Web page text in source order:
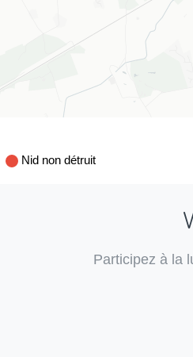
Nid non détruit
Participez à la